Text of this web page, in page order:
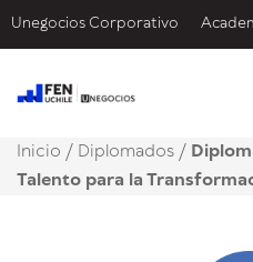
Unegocios Corporativo
Inicio / Diplomados /
Talento para la